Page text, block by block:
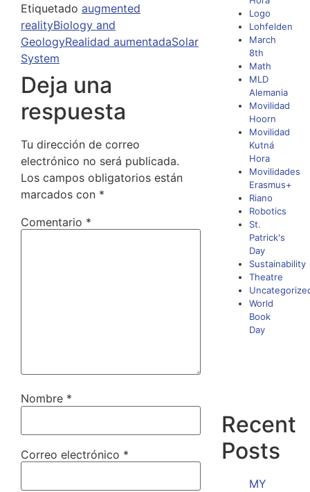
Etiquetado augmented
realityBiology and
GeologyRealidad aumentadaSolar
System
Deja una
respuesta
Tu dirección de correo
electrónico no será publicada.
Los campos obligatorios están
marcados con *
Comentario *
Nombre *
Correo electrónico *
Logo
Lohfelden
March
8th
Math
MLD
Alemania
Movilidad
Hoorn
Movilidad
Kutná
Hora
Movilidades
Erasmus+
Riano
Robotics
St.
Patrick's
Day
Sustainability
Theatre
World
Book
Day
Recent
Posts
MY